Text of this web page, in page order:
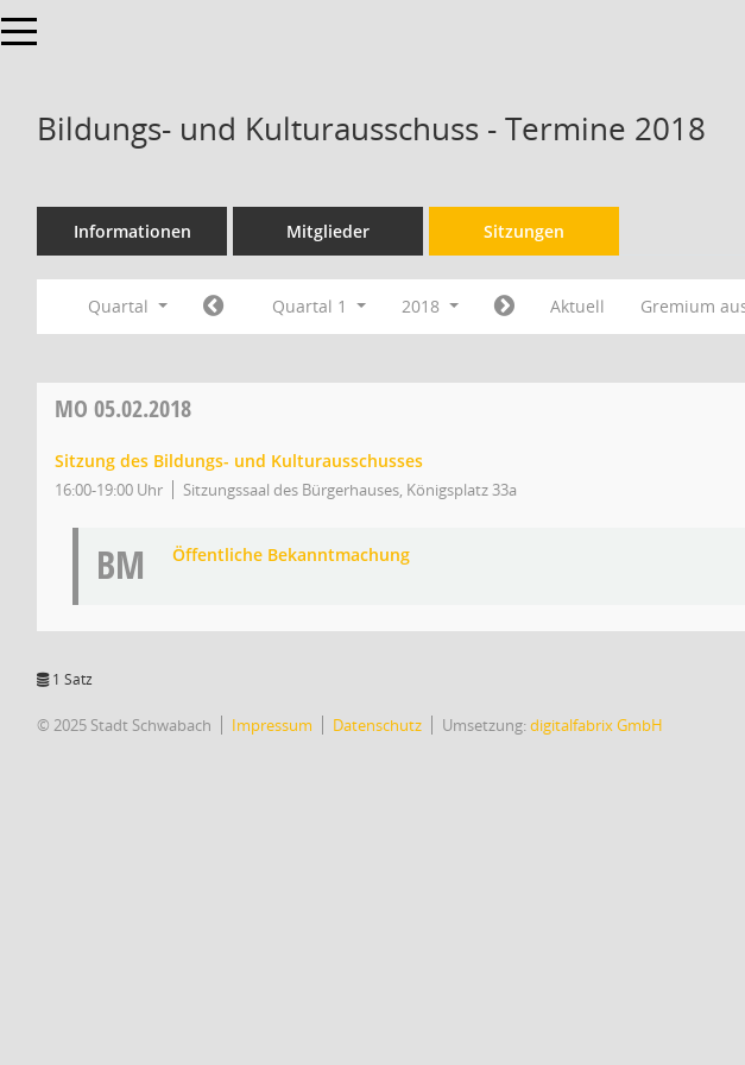
Toggle navigation
Bildungs- und Kulturausschuss - Termine 2018
Informationen Mitglieder Sitzungen
Quartal Quartal 1 2018 Aktuell Gremium
MO 05.02.2018
Sitzung des Bildungs- und Kulturausschusses
16:00-19:00 Uhr Sitzungssaal des Bürgerhauses, Königsplatz 33a
BM Öffentliche Bekanntmachung
1 Satz
© 2025 Stadt Schwabach Impressum Datenschutz Umsetzung:digitalfabrix GmbH